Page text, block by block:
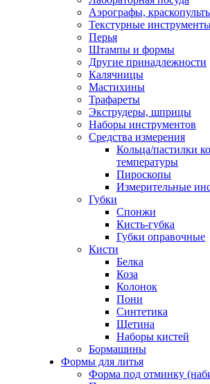
Аэрографы,
Текстурные
Перья
Штампы и формы
Другие принадлежности
Калячницы
Мастихины
Трафареты
Экструдеры, шприцы
Наборы инструментов
Средства измерения
Кольца/пастилки
температуры
Пироскопы
Измерительные
Губки
Спонжи
Кисть-губка
Губки оправочные
Кисти
Белка
Коза
Колонок
Пони
Синтетика
Щетина
Наборы кистей
Бормашины
Формы для литья
Форма под отминку